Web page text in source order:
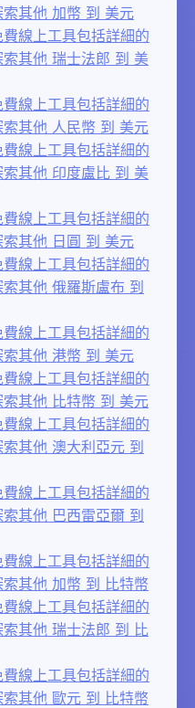
其他 加幣 到 美元
線上工具包括詳細的
其他 瑞士法郎 到 美
線上工具包括詳細的
其他 人民幣 到 美元
線上工具包括詳細的
其他 印度盧比 到 美
線上工具包括詳細的
其他 日圓 到 美元
線上工具包括詳細的
其他 俄羅斯盧布 到
線上工具包括詳細的
其他 港幣 到 美元
線上工具包括詳細的
其他 比特幣 到 美元
線上工具包括詳細的
其他 澳大利亞元 到
線上工具包括詳細的
其他 巴西雷亞爾 到
線上工具包括詳細的
其他 加幣 到 比特幣
線上工具包括詳細的
其他 瑞士法郎 到 比
線上工具包括詳細的
其他 歐元 到 比特幣